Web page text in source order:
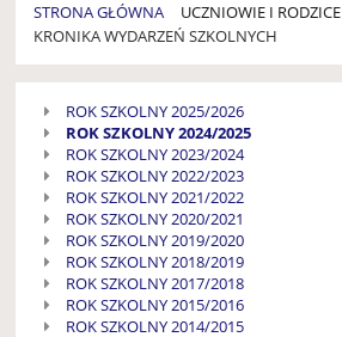
STRONA GŁÓWNA UCZNIOWIE I RODZICE
KRONIKA WYDARZEŃ SZKOLNYCH
WYDARZEŃ
SZKOLNYCH
ROK SZKOLNY 2025/2026
ROK SZKOLNY 2024/2025
ROK SZKOLNY 2023/2024
ROK SZKOLNY 2022/2023
ROK SZKOLNY 2021/2022
ROK SZKOLNY 2020/2021
ROK SZKOLNY 2019/2020
ROK SZKOLNY 2018/2019
ROK SZKOLNY 2017/2018
ROK SZKOLNY 2015/2016
ROK SZKOLNY 2014/2015